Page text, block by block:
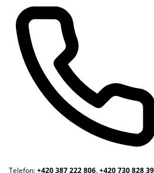
Telefon:+420 387 222 806, +420 730 828